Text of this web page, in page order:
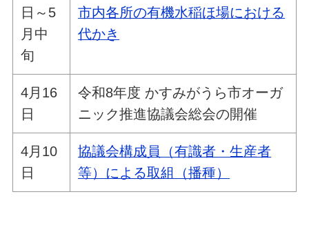
日～5
月中
旬
市内各所の有機水稲ほ場における
代かき
4月16
日
令和8年度 かすみがうら市オーガ
ニック推進協議会総会の開催
4月10
日
協議会構成員（有識者・生産者
等）による取組（播種）